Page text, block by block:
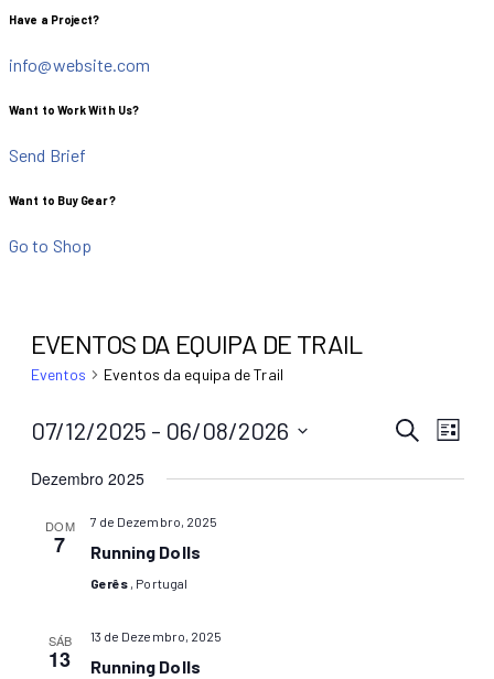
Have a Project?
info@website.com
Want to Work With Us?
Send Brief
Want to Buy Gear?
Go to Shop
EVENTOS DA EQUIPA DE TRAIL
Eventos Eventos da equipa de Trail
DE
PESQUISAR
de
de
LISTA
07/12/2025 - 06/08/2026
a
Dezembro 2025
DOM
7
7 de Dezembro, 2025
Running Dolls
Gerês , Portugal
SÁB
13
13 de Dezembro, 2025
Running Dolls